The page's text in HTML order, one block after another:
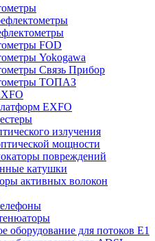
FOD
Yokogawa
Связь Прибор
ТОПАЗ
EXFO
излучения
мощности
повреждений
катушки
активных волокон
оборудование для потоков Е1